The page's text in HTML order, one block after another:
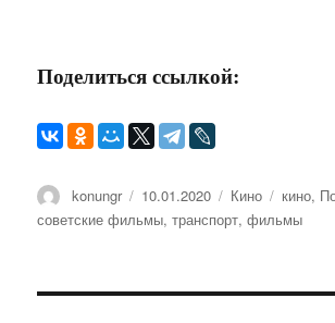
Поделиться ссылкой:
Автор
konungr Опубликовано
10.01.2020 Рубрики
Кино Метки
кино,
советские фильмы,транспорт,фильмы